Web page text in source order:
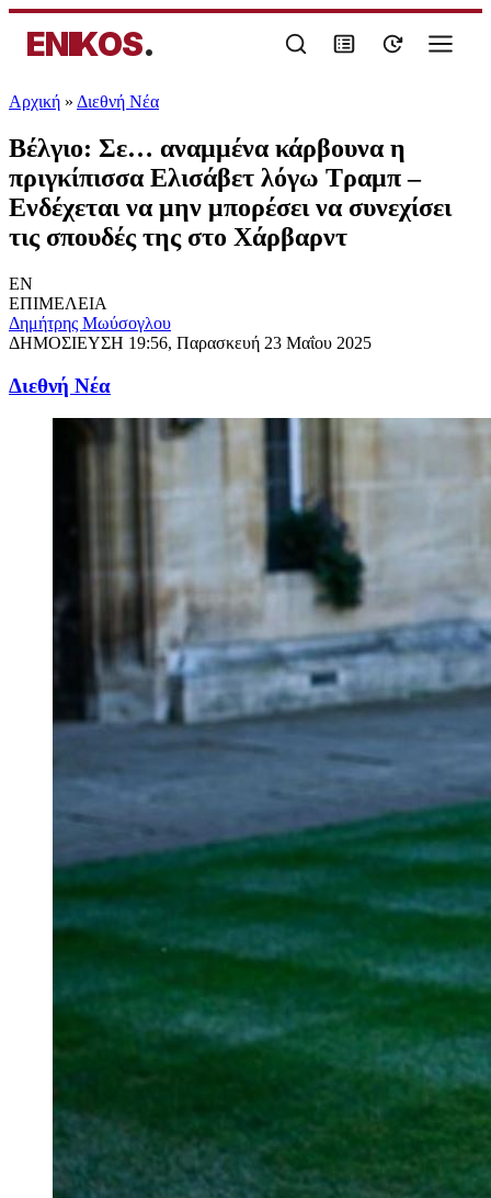
ENIKOS.
Αρχική » Διεθνή Νέα
Βέλγιο: Σε… αναμμένα κάρβουνα η
πριγκίπισσα Ελισάβετ λόγω Τραμπ –
Ενδέχεται να μην μπορέσει να συνεχίσει
τις σπουδές της στο Χάρβαρντ
EN
ΕΠΙΜΕΛΕΙΑ
Δημήτρης Μωύσογλου
ΔΗΜΟΣΙΕΥΣΗ 19:56, Παρασκευή 23 Μαΐου 2025
Διεθνή Νέα